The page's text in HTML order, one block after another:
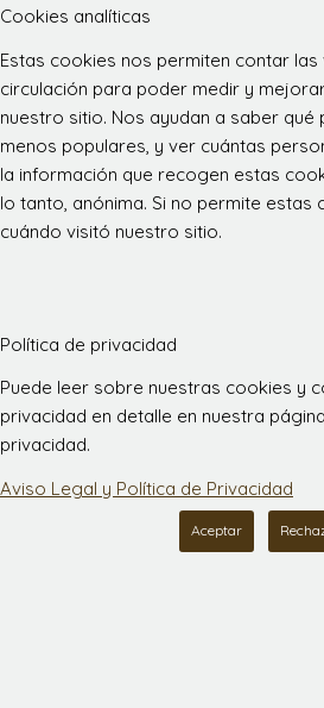
Cookies analíticas
Estas cookies nos permiten contar
circulación para poder medir y
nuestro sitio. Nos ayudan a saber qué
menos populares, y ver cuántas
la información que recogen estas
lo tanto, anónima. Si no permite estas
cuándo visitó nuestro sitio.
Política de privacidad
Puede leer sobre nuestras cookies y
privacidad en detalle en nuestra
privacidad.
Aviso Legal y Política de Privacidad
Aceptar